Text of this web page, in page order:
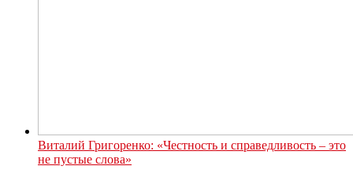
Виталий Григоренко: «Честность и справедливость – это
не пустые слова»